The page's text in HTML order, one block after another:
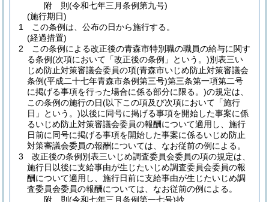
附 則(令和七年三月条例第九号)
(施行期日)
1
この条例は、公布の日から施行する。
(経過措置)
2
この条例による改正後の青森市特別職の職員の給与に関す
る条例(次項において「改正後の条例」という。)別表三い
じめ防止対策審議会委員の項(青森市いじめ防止対策審議会
条例(平成二十七年青森市条例第三号)第三条第一項第二号
に掲げる事項を行った場合に係る部分に限る。)の規定は、
この条例の施行の日(以下この項及び次項において「施行
日」という。)以後に同号に掲げる事項を開始した事案に係
るいじめ防止対策審議会委員の報酬について適用し、施行
日前に同号に掲げる事項を開始した事案に係るいじめ防止
対策審議会委員の報酬については、なお従前の例による。
3
改正後の条例別表三いじめ調査委員会委員の項の規定は、
施行日以後に支給事由が生じたいじめ調査委員会委員の報
酬について適用し、施行日前に支給事由が生じたいじめ調
査委員会委員の報酬については、なお従前の例による。
附 則(令和七年三月条例第一七号)抄